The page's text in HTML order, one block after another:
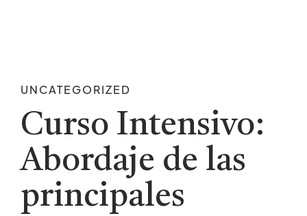
UNCATEGORIZED
Curso Intensivo:
Abordaje de las
principales